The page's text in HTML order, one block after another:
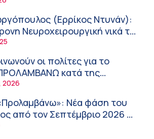
και να αντιμετωπίσετε τη
ταξιδιωτών
(Metropolitan
η διατροφή πρέπει να
κλινικό διαιτολόγο;
– ΩΝΑΣΕΙΟ
(Ερρίκος Ντυνάν):
Νευροχειρουργική νικά το
οι πολίτες για το
κατά της
2026
Νέα φάση του
από τον Σεπτέμβριο 2026 –
εξετάσεις έως το